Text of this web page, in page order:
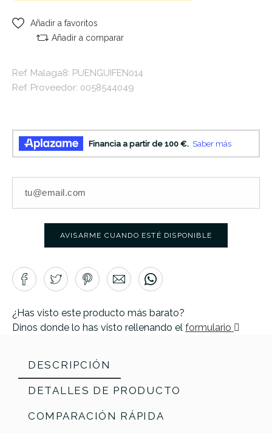
Añadir a favoritos
Añadir a comparar
Ref. Malaga8: PUENGUIFEN014
Ref. Proveedor: 0058544049
AVISARME CUANDO ESTÉ DISPONIBLE
¿Has visto este producto más barato?
Dinos donde lo has visto rellenando el formulario
DESCRIPCIÓN
DETALLES DE PRODUCTO
COMPARACIÓN RÁPIDA